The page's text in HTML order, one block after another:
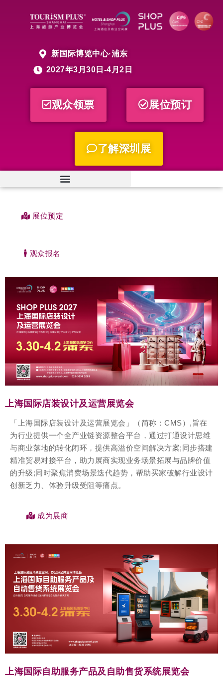
新国际博览中心·浦东
2027年3月30日-4月2日
观众领票 展位预订
了解深圳展
展位预定
观众报名
上海国际店装设计及运营展览会
「上海国际店装设计及运营展览会」（简称：CMS）,旨在
为行业提供一个全产业链资源整合平台，通过打通设计思维
与商业落地的转化闭环，提供高溢价空间解决方案;同步搭建
精准贸易对接平台，助力展商实现业务场景拓展与品牌价值
的升级;同时聚焦消费场景迭代趋势，帮助买家破解行业设计
创新乏力、体验升级受阻等痛点。
成为展商
上海国际自助服务产品及自助售货系统展览会